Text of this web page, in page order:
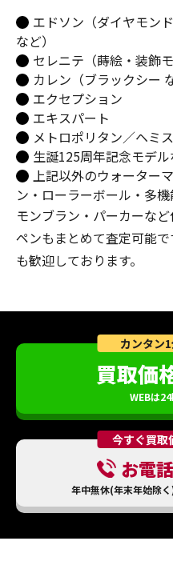
エドソン（ダイヤモン
など）
セレニテ（蒔絵・装飾
カレン（ブラックシー
エクセプション
エキスパート
メトロポリタン／ヘミ
生誕125周年記念モデ
上記以外のウォーター
ン・ローラーボール・多機
モンブラン・パーカーな
ペンもまとめて査定可能
も歓迎しております。
カンタン
買取価
WEBは24
今すぐ買取
お電
年中無休(年末年始除